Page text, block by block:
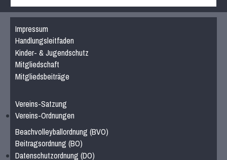
Impressum
Handlungsleitfaden
Kinder- & Jugendschutz
Mitgliedschaft
Mitgliedsbeiträge
Vereins-Satzung
Vereins-Ordnungen
Beachvolleyballordnung (BVO)
Beitragsordnung (BO)
Datenschutzordnung (DO)